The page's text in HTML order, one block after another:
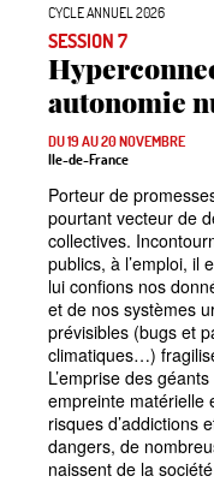
CYCLE ANNUEL 2026
SESSION 7
autonomie
DU 19 AU 20 NOVEMBRE
Ile-de-France
Porteur de
pourtant vecteur de
collectives.
publics, à l’emploi, il
lui confions nos
et de nos systèmes
prévisibles (bugs et
climatiques…)
L’emprise des
empreinte matérielle
risques d’addictions
dangers, de
naissent de la